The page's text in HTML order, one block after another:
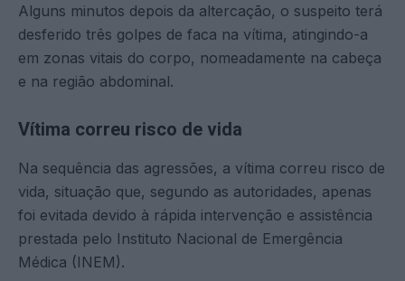
Alguns minutos depois da altercação, o suspeito terá
desferido três golpes de faca na vítima, atingindo-a
em zonas vitais do corpo, nomeadamente na cabeça
e na região abdominal.
Vítima correu risco de vida
Na sequência das agressões, a vítima correu risco de
vida, situação que, segundo as autoridades, apenas
foi evitada devido à rápida intervenção e assistência
prestada pelo Instituto Nacional de Emergência
Médica (INEM).